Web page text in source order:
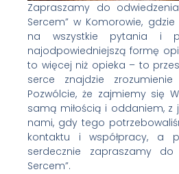
Zapraszamy do
Sercem” w Komorowie,
na wszystkie pytania i
najodpowiedniejszą formę
to więcej niż opieka – to
serce znajdzie
Pozwólcie, że zajmiemy się
samą miłością i oddaniem, z
nami, gdy tego
kontaktu i współpracy, a
serdecznie zapraszamy
Sercem”.